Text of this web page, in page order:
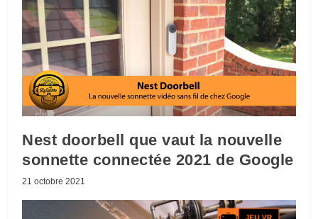
Nest doorbell que vaut la nouvelle
sonnette connectée 2021 de Google
21 octobre 2021